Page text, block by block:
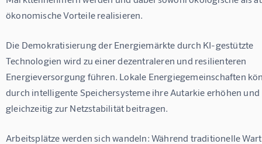
ökonomische Vorteile realisieren.
Die Demokratisierung der Energiemärkte durch KI-gestützte
Technologien wird zu einer dezentraleren und resilienteren
Energieversorgung führen. Lokale Energiegemeinschaften
durch intelligente Speichersysteme ihre Autarkie erhöhen und
gleichzeitig zur Netzstabilität beitragen.
Arbeitsplätze werden sich wandeln: Während traditionelle